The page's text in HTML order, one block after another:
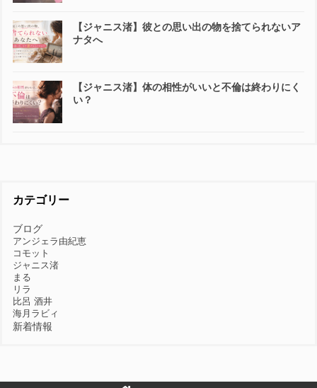
【ジャニス渚】彼との思い出の物を捨てられないア
ナタへ
【ジャニス渚】体の相性がいいと不倫は終わりにく
い？
カテゴリー
ブログ
アンジェラ由紀恵
コモット
ジャニス渚
まる
リラ
比呂 酒井
海月ラビィ
新着情報